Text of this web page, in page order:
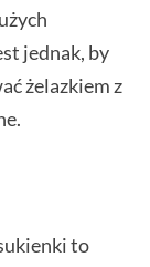
jednak, by
żelazkiem z
to